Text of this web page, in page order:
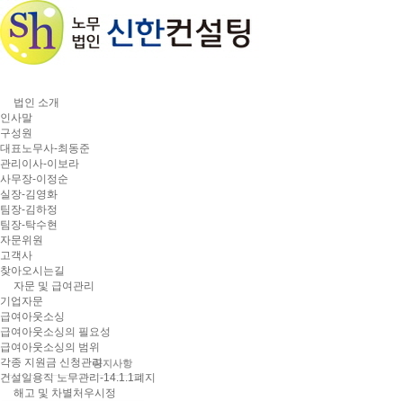
법인 소개
인사말
구성원
대표노무사-최동준
관리이사-이보라
사무장-이정순
실장-김영화
팀장-김하정
팀장-탁수현
자문위원
고객사
찾아오시는길
자문 및 급여관리
기업자문
급여아웃소싱
급여아웃소싱의 필요성
급여아웃소싱의 범위
각종 지원금 신청관리
건설일용직 노무관리-14.1.1폐지
해고 및 차별처우시정
정보 및 상담센터
공지사항
노동뉴스